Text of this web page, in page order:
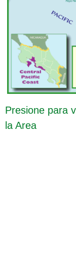
Presione para
la Area